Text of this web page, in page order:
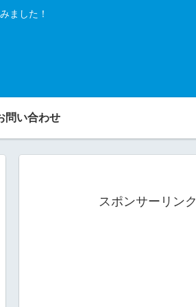
ました！
問い合わせ
スポンサーリンク